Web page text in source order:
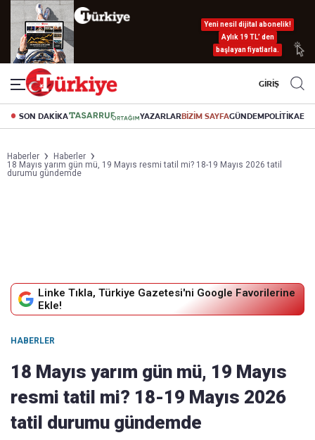
Yeni nesil dijital abonelik!
Aylık 19 TL’ den
başlayan fiyatlarla.
GİRİŞ
SON DAKİKA YAZARLARBİZİM SAYFAGÜNDEMPOLİTİKA
Haberler
Haberler
18 Mayıs yarım gün mü, 19 Mayıs resmi tatil mi? 18-19 Mayıs 2026 tatil
durumu gündemde
Linke Tıkla, Türkiye Gazetesi'ni Google Favorilerine
Ekle!
HABERLER
18 Mayıs yarım gün mü, 19 Mayıs
resmi tatil mi? 18-19 Mayıs 2026
tatil durumu gündemde